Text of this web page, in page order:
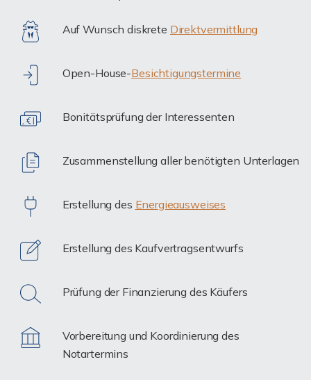
Auf Wunsch diskrete Direktvermittlung
Open-House-Besichtigungstermine
Bonitätsprüfung der Interessenten
Zusammenstellung aller benötigten Unterlagen
Erstellung des Energieausweises
Erstellung des Kaufvertragsentwurfs
Prüfung der Finanzierung des Käufers
Vorbereitung und Koordinierung des
Notartermins